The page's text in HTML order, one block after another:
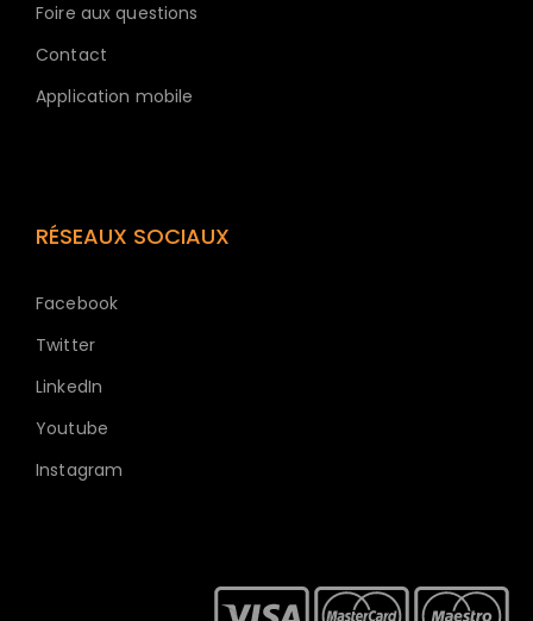
Foire aux questions
Contact
Application mobile
RÉSEAUX SOCIAUX
Facebook
Twitter
LinkedIn
Youtube
Instagram